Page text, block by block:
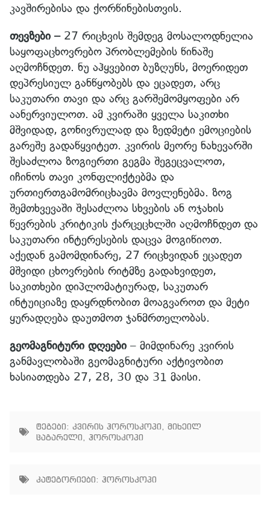
კავშირებისა და ქორწინებისთვის.
თევზები – 27 რიცხვის შემდეგ მოსალოდნელია
საყოფაცხოვრებო პრობლემების წინაშე
აღმოჩნდეთ. ნუ აჰყვებით ბუზღუნს, მოერიდეთ
დეპრესიულ განწყობებს და ეცადეთ, არც
საკუთარი თავი და არც გარშემომყოფები არ
აანერვიულოთ. ამ კვირაში ყველა საკითხი
მშვიდად, გონივრულად და ზედმეტი ემოციების
გარეშე გადაწყვიტეთ. კვირის მეორე ნახევარში
შესაძლოა ზოგიერთი გეგმა შეგეცვალოთ,
იჩინოს თავი კონფლიქტებმა და
ურთიერთგამომრიცხავმა მოვლენებმა. ზოგ
შემთხვევაში შესაძლოა სხვების ან ოჯახის
წევრების კრიტიკის ქარცეცხლში აღმოჩნდეთ და
საკუთარი ინტერესების დაცვა მოგიწიოთ.
აქედან გამომდინარე, 27 რიცხვიდან ეცადეთ
მშვიდი ცხოვრების რიტმზე გადახვიდეთ,
საკითხები დიპლომატიურად, საკუთარ
ინტუიციაზე დაყრდნობით მოაგვაროთ და მეტი
ყურადღება დაუთმოთ ჯანმრთელობას.
გეომაგნიტური დღეები – მიმდინარე კვირის
განმავლობაში გეომაგნიტური აქტივობით
ხასიათდება 27, 28, 30 და 31 მაისი.
ტეგები: კვირის ჰოროსკოპი, მიხეილ
ცაგარელი, ჰოროსკოპი
კატეგორიები: ჰოროსკოპი